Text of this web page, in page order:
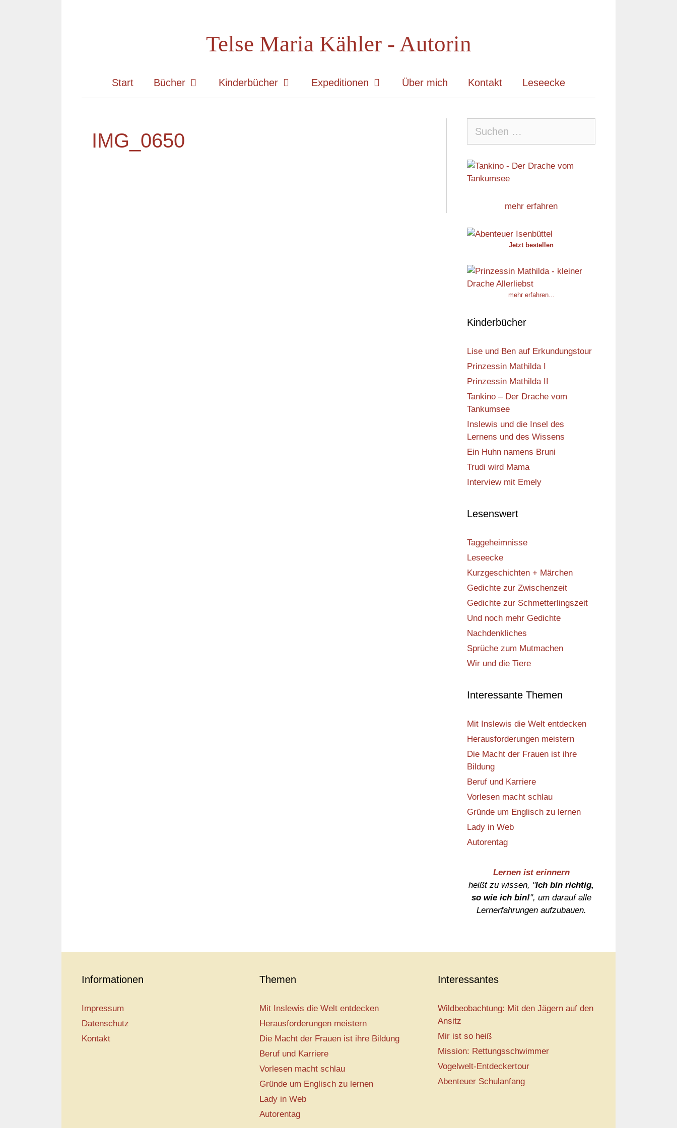
Telse Maria Kähler - Autorin
Start Bücher Kinderbücher Expeditionen Über mich Kontakt Leseecke
IMG_0650
nach:
mehr erfahren
Jetzt bestellen
mehr erfahren...
Kinderbücher
Lise und Ben auf Erkundungstour
Prinzessin Mathilda I
Prinzessin Mathilda II
Tankino – Der Drache vom
Tankumsee
Inslewis und die Insel des
Lernens und des Wissens
Ein Huhn namens Bruni
Trudi wird Mama
Interview mit Emely
Lesenswert
Taggeheimnisse
Leseecke
Kurzgeschichten + Märchen
Gedichte zur Zwischenzeit
Gedichte zur Schmetterlingszeit
Und noch mehr Gedichte
Nachdenkliches
Sprüche zum Mutmachen
Wir und die Tiere
Interessante Themen
Mit Inslewis die Welt entdecken
Herausforderungen meistern
Die Macht der Frauen ist ihre
Bildung
Beruf und Karriere
Vorlesen macht schlau
Gründe um Englisch zu lernen
Lady in Web
Autorentag
Lernen ist erinnern
heißt zu wissen, "Ich bin richtig,
so wie ich bin!", um darauf alle
Lernerfahrungen aufzubauen.
Informationen
Impressum
Datenschutz
Kontakt
Themen
Mit Inslewis die Welt entdecken
Herausforderungen meistern
Die Macht der Frauen ist ihre Bildung
Beruf und Karriere
Vorlesen macht schlau
Gründe um Englisch zu lernen
Lady in Web
Autorentag
Interessantes
Wildbeobachtung: Mit den Jägern auf den
Ansitz
Mir ist so heiß
Mission: Rettungsschwimmer
Vogelwelt-Entdeckertour
Abenteuer Schulanfang